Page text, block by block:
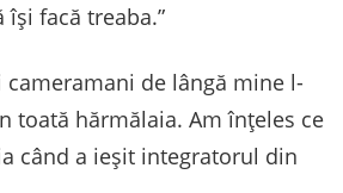
facă treaba.”
cameramani de lângă mine l-
toată hărmălaia. Am înțeles ce
când a ieșit integratorul din